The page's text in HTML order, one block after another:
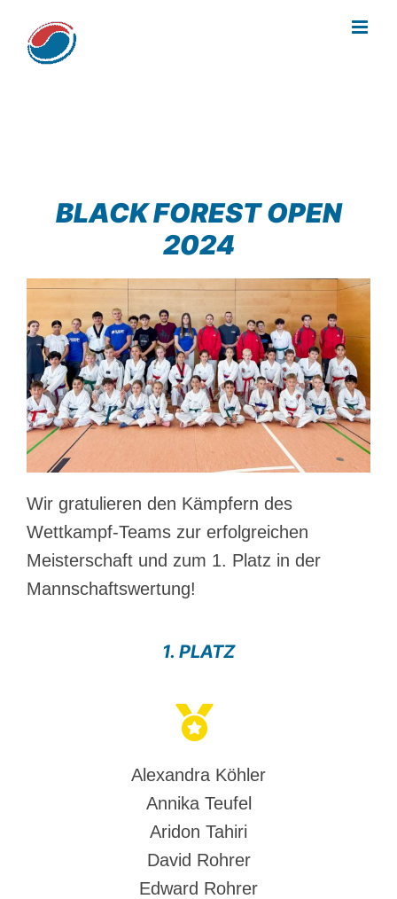
Inhalt
springen
BLACK FOREST OPEN
2024
Wir gratulieren den Kämpfern des
Wettkampf-Teams zur erfolgreichen
Meisterschaft und zum 1. Platz in der
Mannschaftswertung!
1. PLATZ
Alexandra Köhler
Annika Teufel
Aridon Tahiri
David Rohrer
Edward Rohrer